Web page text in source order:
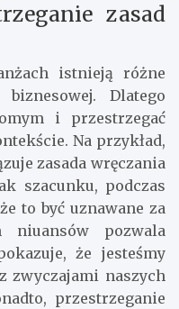
zasad
istnieją różne
Dlatego
i przestrzegać
Na przykład,
zasada wręczania
szacunku, podczas
to być uznawane za
niuansów pozwala
że jesteśmy
zwyczajami naszych
przestrzeganie